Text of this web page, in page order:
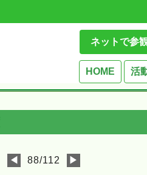
ネットで参
HOME 活
◀ 88/112 ▶